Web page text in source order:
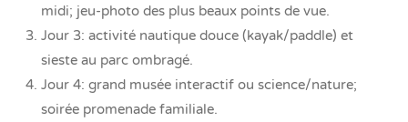
midi; jeu-photo des plus beaux points de vue.
Jour 3: activité nautique douce (kayak/paddle) et
sieste au parc ombragé.
Jour 4: grand musée interactif ou science/nature;
soirée promenade familiale.